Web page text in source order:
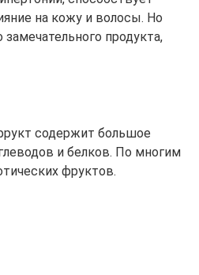
на кожу и волосы. Но
продукта,
содержит большое
и белков. По многим
фруктов.